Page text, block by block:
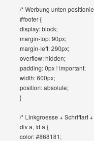
/* Werbung unten
#footer {
display: block;
margin-top: 90px;
margin-left: 290px;
overflow: hidden;
padding: 0px ! important;
width: 600px;
position: absolute;
}
/* Linkgroesse + Schriftart
div a, td a {
color: #868181;